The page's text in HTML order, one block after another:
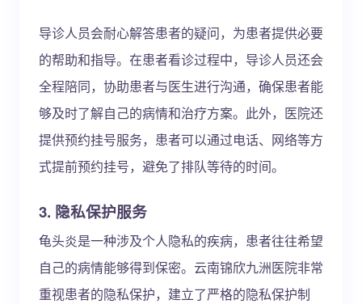
导诊人员会耐心解答患者的疑问，为患者提供必要
的帮助和指导。在患者看诊过程中，导诊人员还会
全程陪同，协助患者与医生进行沟通，确保患者能
够及时了解自己的病情和治疗方案。此外，医院还
提供预约挂号服务，患者可以通过电话、网络等方
式提前预约挂号，避免了排队等待的时间。
3. 隐私保护服务
龟头炎是一种涉及个人隐私的疾病，患者往往希望
自己的病情能够得到保密。云南锦欣九洲医院非常
重视患者的隐私保护，建立了严格的隐私保护制